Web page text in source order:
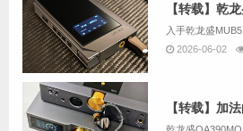
2026-06-02